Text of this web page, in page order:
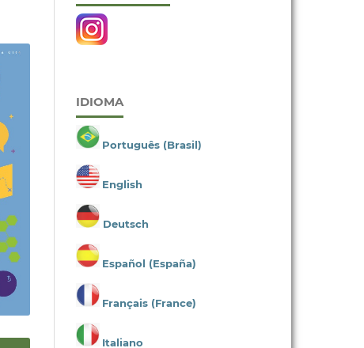
IDIOMA
Português (Brasil)
English
Deutsch
Español (España)
Français (France)
Italiano